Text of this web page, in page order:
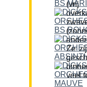
Ze
veel